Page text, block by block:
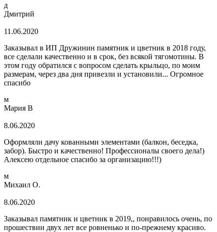
д
Дмитрий
11.06.2020
Заказывал в ИП Дружинин памятник и цветник в 2018 году,
все сделали качественно и в срок, без всякой тягомотины. В
этом году обратился с вопросом сделать крыльцо, по моим
размерам, через два дня привезли и установили... Огромное
спасибо
м
Мария В
8.06.2020
Оформляли дачу кованными элементами (балкон, беседка,
забор). Быстро и качественно! Профессионалы своего дела!)
Алексею отдельное спасибо за организацию!!!)
м
Михаил О.
8.06.2020
Заказывал памятник и цветник в 2019,, понравилось очень, по
прошествии двух лет все ровненько и по-прежнему красиво.